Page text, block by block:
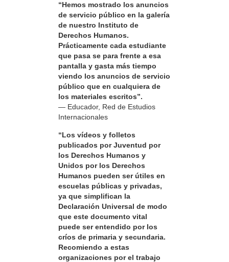
“Hemos mostrado los anuncios
de servicio público en la galería
de nuestro Instituto de
Derechos Humanos.
Prácticamente cada estudiante
que pasa se para frente a esa
pantalla y gasta más tiempo
viendo los anuncios de servicio
público que en cualquiera de
los materiales escritos”.
— Educador, Red de Estudios
Internacionales
“Los vídeos y folletos
publicados por Juventud por
los Derechos Humanos y
Unidos por los Derechos
Humanos pueden ser útiles en
escuelas públicas y privadas,
ya que simplifican la
Declaración Universal de modo
que este documento vital
puede ser entendido por los
críos de primaria y secundaria.
Recomiendo a estas
organizaciones por el trabajo